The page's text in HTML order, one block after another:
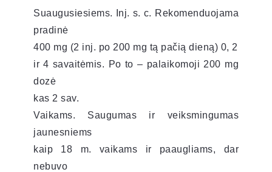
Suaugusiesiems. Inj. s. c. Rekomenduojama
pradinė
400 mg (2 inj. po 200 mg tą pačią dieną) 0, 2
ir 4 savaitėmis. Po to – palaikomoji 200 mg
dozė
kas 2 sav.
Vaikams. Saugumas ir veiksmingumas
jaunesniems
kaip 18 m. vaikams ir paaugliams, dar
nebuvo